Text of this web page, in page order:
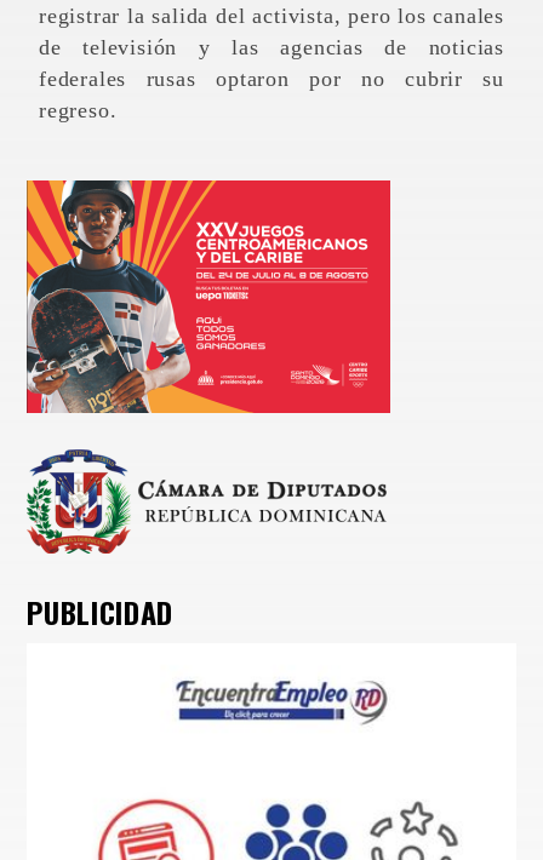
registrar la salida del activista, pero los canales
de televisión y las agencias de noticias
federales rusas optaron por no cubrir su
regreso.
PUBLICIDAD